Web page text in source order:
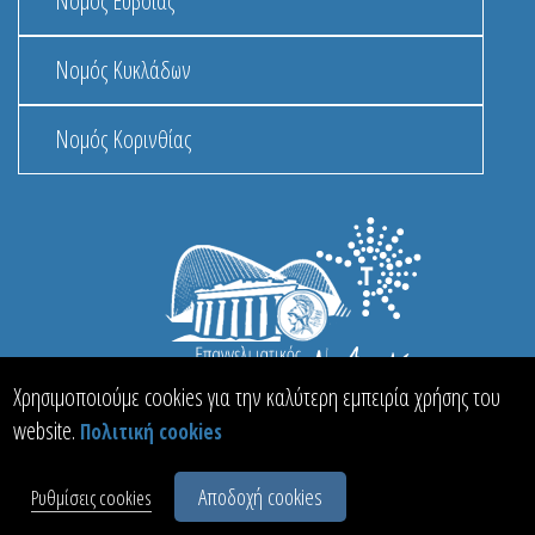
Νομός Κυκλάδων
Νομός Κορινθίας
ΑΡΙΘΜΟΣ Γ.Ε.Μ.Η.: 117363401000
Όροι & Προϋποθέσεις
Επικοινωνία
Θέσεις Εργασίας
Χρησιμοποιούμε cookies για την καλύτερη εμπειρία χρήσης του
website. Πολιτική cookies
Ρυθμίσεις cookies Αποδοχή cookies